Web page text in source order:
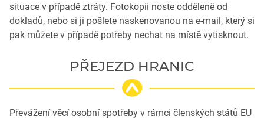
situace v případě ztráty. Fotokopii noste odděleně od
dokladů, nebo si ji pošlete naskenovanou na e-mail, který si
pak můžete v případě potřeby nechat na místě vytisknout.
PŘEJEZD HRANIC
Převážení věcí osobní spotřeby v rámci členských států EU